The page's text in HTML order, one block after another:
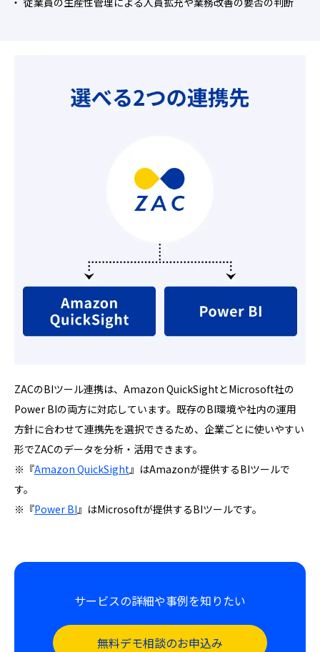
ZACのBIツール連携は、Amazon QuickSightとMicrosoft社の
Power BIの両方に対応しています。既存のBI環境や社内の運用
方針に合わせて連携先を選択できるため、企業ごとに使いやすい
形でZACのデータを分析・活用できます。
※『Amazon QuickSight 』はAmazonが提供するBIツールで
す。
※『Power BI 』はMicrosoftが提供するBIツールです。
サービスの詳細や事例を知りたい
無料デモ相談のお申込み